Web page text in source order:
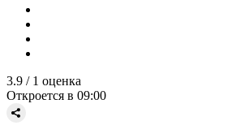
3.9 / 1 оценка
Откроется в 09:00